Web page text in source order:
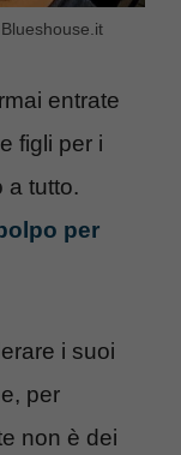
entrate
figli per i
a tutto.
per
i suoi
per
non è dei